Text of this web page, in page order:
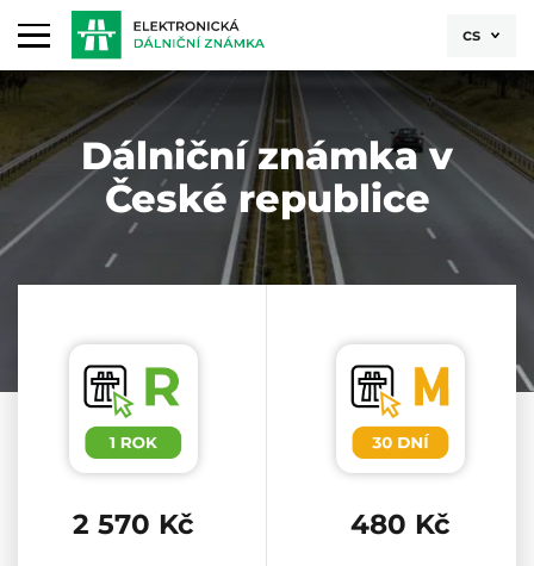
cs
Dálniční známka v
České republice
Dálniční známka 1 rok
2 570 Kč
Dálniční
480 Kč